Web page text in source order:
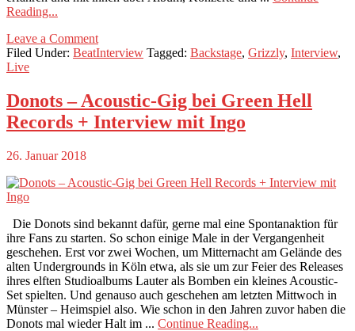
Reading...
Leave a Comment
Filed Under: BeatInterview Tagged: Backstage, Grizzly, Interview,
Live
Donots – Acoustic-Gig bei Green Hell
Records + Interview mit Ingo
26. Januar 2018
Die Donots sind bekannt dafür, gerne mal eine Spontanaktion für
ihre Fans zu starten. So schon einige Male in der Vergangenheit
geschehen. Erst vor zwei Wochen, um Mitternacht am Gelände des
alten Undergrounds in Köln etwa, als sie um zur Feier des Releases
ihres elften Studioalbums Lauter als Bomben ein kleines Acoustic-
Set spielten. Und genauso auch geschehen am letzten Mittwoch in
Münster – Heimspiel also. Wie schon in den Jahren zuvor haben die
Donots mal wieder Halt im ... Continue Reading...